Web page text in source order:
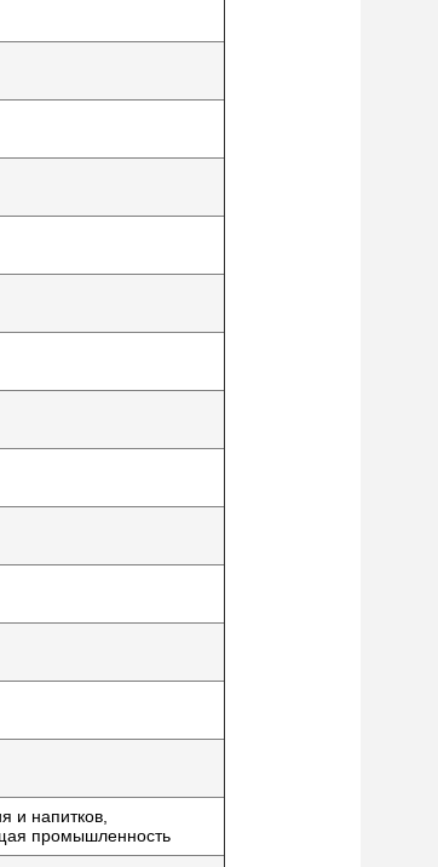
и напитков,
промышленность